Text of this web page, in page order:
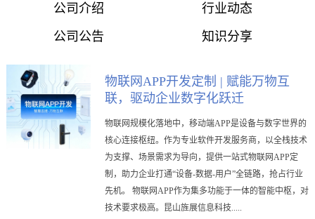
公司介绍
行业动态
公司公告
知识分享
物联网APP开发定制 | 赋能万物互
联，驱动企业数字化跃迁
物联网规模化落地中，移动端APP是设备与数字世界的
核心连接枢纽。作为专业软件开发服务商，以全栈技术
为支撑、场景需求为导向，提供一站式物联网APP定
制，助力企业打通“设备-数据-用户”全链路，抢占行业
先机。 物联网APP作为集多功能于一体的智能中枢，对
技术要求极高。昆山旌展信息科技.....